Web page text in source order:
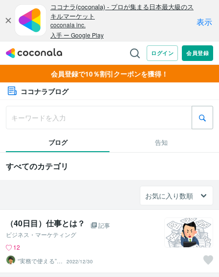
会員登録で10％割引クーポンを獲得！
ココナラブログ
ブログ 告知
すべてのカテゴリ
（40日目）仕事とは？
記事
ビジネス・マーケティング
12
“実務で使える”改
善パートナー／
かめきち
2022/12/30